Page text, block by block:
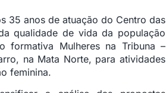
35 anos de atuação do Centro das
qualidade de vida da população
Mulheres na Tribuna –
na Mata Norte, para atividades
feminina.